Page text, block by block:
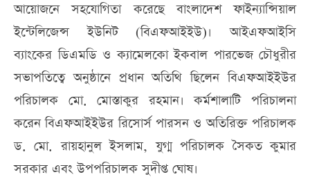
আয়োজনে সহযোগিতা করেছে বাংলাদেশ ফাইন্যান্সিয়াল
ইন্টেলিজেন্স ইউনিট (বিএফআইইউ)। আইএফআইসি
ব্যাংকের ডিএমডি ও ক্যামেলকো ইকবাল পারভেজ চৌধুরীর
সভাপতিত্বে অনুষ্ঠানে প্রধান অতিথি ছিলেন বিএফআইইউর
পরিচালক মো. মোস্তাকুর রহমান। কর্মশালাটি পরিচালনা
করেন বিএফআইইউর রিসোর্স পারসন ও অতিরিক্ত পরিচালক
ড. মো. রায়হানুল ইসলাম, যুগ্ম পরিচালক সৈকত কুমার
সরকার এবং উপপরিচালক সুদীপ্ত ঘোষ।